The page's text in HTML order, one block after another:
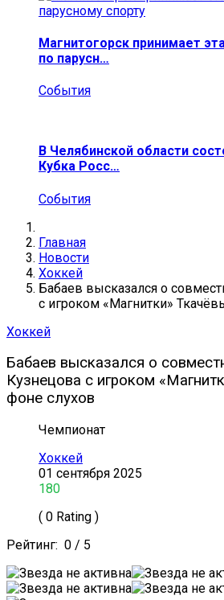
Магнитогорск принимает
по парусн…
События
В Челябинской области
Кубка Росс…
События
Главная
Новости
Хоккей
Бабаев высказался о
с игроком «Магнитки»
Хоккей
Бабаев высказался о
Кузнецова с игроком
фоне слухов
Чемпионат
Хоккей
01 сентября 2025
180
( 0 Rating )
Рейтинг: 0 / 5